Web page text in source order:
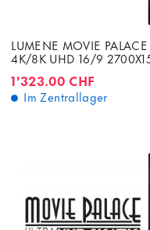
LUMENE MOVIE
4K/8K UHD 16/9
1'323.00 CHF
Im Zentrallager